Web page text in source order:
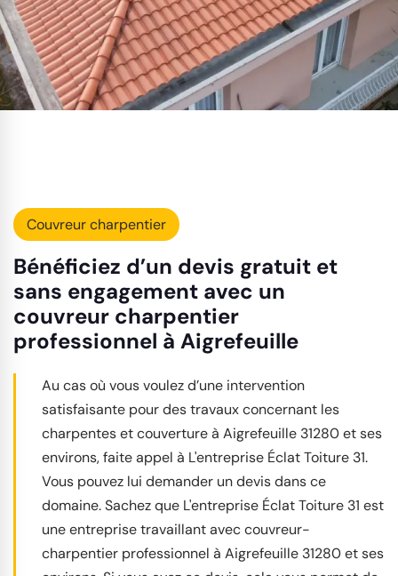
Couvreur charpentier
Bénéficiez d’un devis gratuit et
sans engagement avec un
couvreur charpentier
professionnel à Aigrefeuille
Au cas où vous voulez d’une intervention
satisfaisante pour des travaux concernant les
charpentes et couverture à Aigrefeuille 31280 et ses
environs, faite appel à L'entreprise Éclat Toiture 31.
Vous pouvez lui demander un devis dans ce
domaine. Sachez que L'entreprise Éclat Toiture 31 est
une entreprise travaillant avec couvreur-
charpentier professionnel à Aigrefeuille 31280 et ses